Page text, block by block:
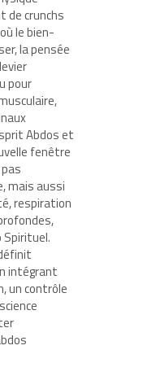
de crunchs
le bien-
la pensée
pour
Abdos et
fenêtre
mais aussi
respiration
Spirituel.
intégrant
un contrôle